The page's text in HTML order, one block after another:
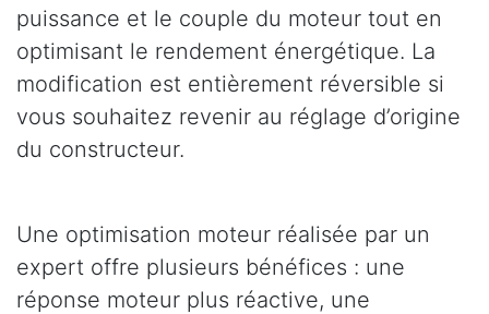
puissance et le couple du moteur tout en
optimisant le rendement énergétique. La
modification est entièrement réversible si
vous souhaitez revenir au réglage d’origine
du constructeur.
Une optimisation moteur réalisée par un
expert offre plusieurs bénéfices : une
réponse moteur plus réactive, une